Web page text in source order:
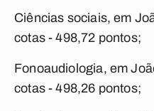
Ciências sociais, em
cotas - 498,72 pontos;
Fonoaudiologia, em
cotas - 498,26 pontos;